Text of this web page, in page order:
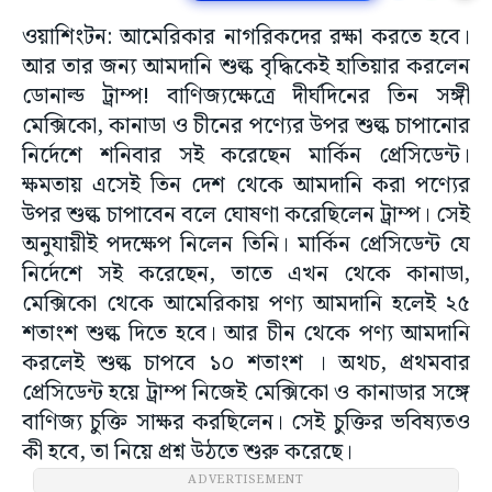
ওয়াশিংটন: আমেরিকার নাগরিকদের রক্ষা করতে হবে।
আর তার জন্য আমদানি শুল্ক বৃদ্ধিকেই হাতিয়ার করলেন
ডোনাল্ড ট্রাম্প! বাণিজ্যক্ষেত্রে দীর্ঘদিনের তিন সঙ্গী
মেক্সিকো, কানাডা ও চীনের পণ্যের উপর শুল্ক চাপানোর
নির্দেশে শনিবার সই করেছেন মার্কিন প্রেসিডেন্ট।
ক্ষমতায় এসেই তিন দেশ থেকে আমদানি করা পণ্যের
উপর শুল্ক চাপাবেন বলে ঘোষণা করেছিলেন ট্রাম্প। সেই
অনুযায়ীই পদক্ষেপ নিলেন তিনি। মার্কিন প্রেসিডেন্ট যে
নির্দেশে সই করেছেন, তাতে এখন থেকে কানাডা,
মেক্সিকো থেকে আমেরিকায় পণ্য আমদানি হলেই ২৫
শতাংশ শুল্ক দিতে হবে। আর চীন থেকে পণ্য আমদানি
করলেই শুল্ক চাপবে ১০ শতাংশ । অথচ, প্রথমবার
প্রেসিডেন্ট হয়ে ট্রাম্প নিজেই মেক্সিকো ও কানাডার সঙ্গে
বাণিজ্য চুক্তি সাক্ষর করছিলেন। সেই চুক্তির ভবিষ্যতও
কী হবে, তা নিয়ে প্রশ্ন উঠতে শুরু করেছে।
ADVERTISEMENT